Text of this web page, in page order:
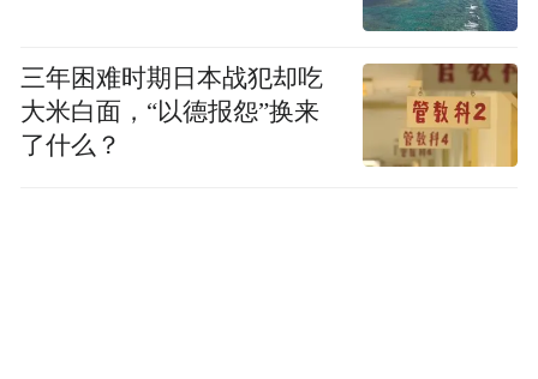
三年困难时期日本战犯却吃
大米白面，“以德报怨”换来
了什么？